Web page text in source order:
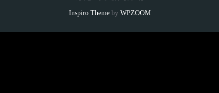
Inspiro Themeby WPZOOM